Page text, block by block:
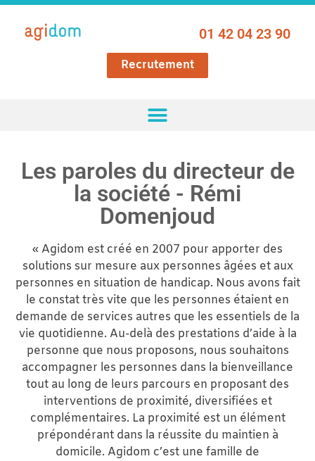
01 42 04 23 90
Recrutement
Les paroles du directeur de
la société - Rémi
Domenjoud
« Agidom est créé en 2007 pour apporter des
solutions sur mesure aux personnes âgées et aux
personnes en situation de handicap. Nous avons fait
le constat très vite que les personnes étaient en
demande de services autres que les essentiels de la
vie quotidienne. Au-delà des prestations d’aide à la
personne que nous proposons, nous souhaitons
accompagner les personnes dans la bienveillance
tout au long de leurs parcours en proposant des
interventions de proximité, diversifiées et
complémentaires. La proximité est un élément
prépondérant dans la réussite du maintien à
domicile. Agidom c’est une famille de